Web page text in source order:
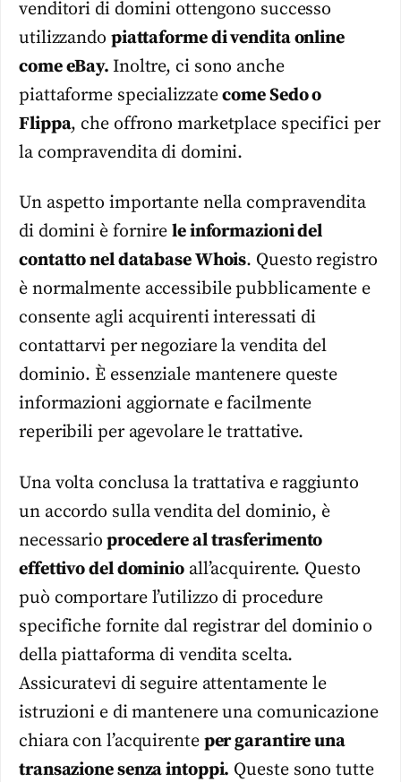
venditori di domini ottengono successo
utilizzando piattaforme di vendita online
come eBay. Inoltre, ci sono anche
piattaforme specializzatecome Sedo o
Flippa, che offrono marketplace specifici per
la compravendita di domini.
Un aspetto importante nella compravendita
di domini è fornire le informazioni del
contatto nel database Whois. Questo registro
è normalmente accessibile pubblicamente e
consente agli acquirenti interessati di
contattarvi per negoziare la vendita del
dominio. È essenziale mantenere queste
informazioni aggiornate e facilmente
reperibili per agevolare le trattative.
Una volta conclusa la trattativa e raggiunto
un accordo sulla vendita del dominio, è
necessario procedere al trasferimento
effettivo del dominioall’acquirente. Questo
può comportare l’utilizzo di procedure
specifiche fornite dal registrar del dominio o
della piattaforma di vendita scelta.
Assicuratevi di seguire attentamente le
istruzioni e di mantenere una comunicazione
chiara con l’acquirente per garantire una
transazione senza intoppi. Queste sono tutte